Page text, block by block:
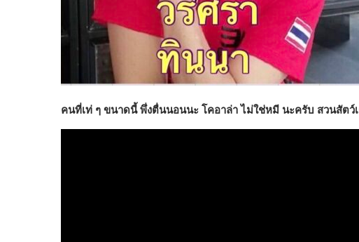
คนที่เท่ ๆ ขนาดนี้ พึ่งตื่นนอนนะ โคอาล่า ไม่ใช่หมี นะครับ สวนสัตว์